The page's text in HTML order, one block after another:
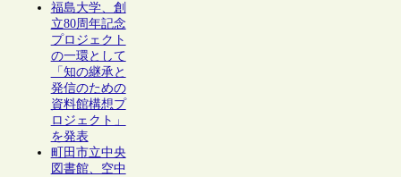
福島大学、創
立80周年記念
プロジェクト
の一環として
「知の継承と
発信のための
資料館構想プ
ロジェクト」
を発表
町田市立中央
図書館、空中